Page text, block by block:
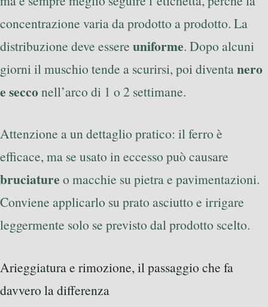
concentrazione varia da prodotto a prodotto. La
distribuzione deve essere uniforme. Dopo alcuni
giorni il muschio tende a scurirsi, poi diventanero
e secconell’arco di 1 o 2 settimane.
Attenzione a un dettaglio pratico: il ferro è
efficace, ma se usato in eccesso può causare
bruciature o macchie su pietra e pavimentazioni.
Conviene applicarlo su prato asciutto e irrigare
leggermente solo se previsto dal prodotto scelto.
Arieggiatura e rimozione, il passaggio che fa
davvero la differenza